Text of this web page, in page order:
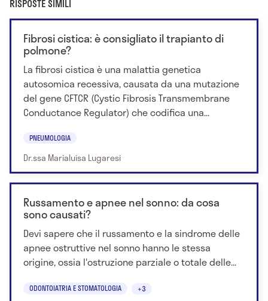
RISPOSTE SIMILI
Fibrosi cistica: è consigliato il trapianto di
polmone?
La fibrosi cistica è una malattia genetica
autosomica recessiva, causata da una mutazione
del gene CFTCR (Cystic Fibrosis Transmembrane
Conductance Regulator) che codifica una...
PNEUMOLOGIA
Dr.ssa Marialuisa Lugaresi
Russamento e apnee nel sonno: da cosa
sono causati?
Devi sapere che il russamento e la sindrome delle
apnee ostruttive nel sonno hanno le stessa
origine, ossia l'ostruzione parziale o totale delle...
ODONTOIATRIA E STOMATOLOGIA +3